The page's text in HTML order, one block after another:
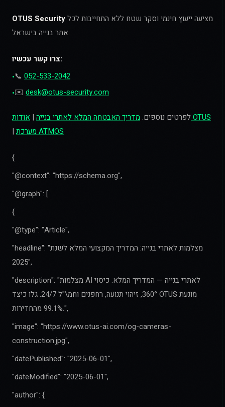
OTUS Security
אתר בנייה בישראל.
צרו קשר עכשיו:
•📞 052-533-2042
•✉️ desk@otus-security.com
לפרטים נוספים:מדריך האבטחה המלא לאתרי בנייה |
אודות OTUS
|
מערכת ATMOS
{
"@context": "https://schema.org",
"@graph": [
{
"@type": "Article",
"headline": "מצלמות לאתרי בנייה: המדריך המקצועי המלא לשנת
2025",
"description": "מצלמות AI לאתרי בנייה — המדריך המלא: כיסוי
360°, זיהוי תנועה, רחפנים וחמ\"ל 24/7. גלו כיצד OTUS מונעת
99.1% מהחדירות.",
"image": "https://www.otus-ai.com/og-cameras-
construction.jpg",
"datePublished": "2025-06-01",
"dateModified": "2025-06-01",
"author": {